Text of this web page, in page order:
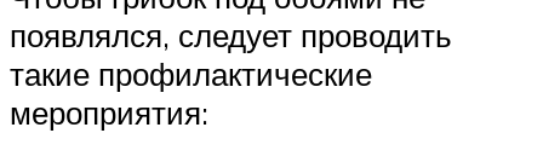
появлялся, следует проводить
такие профилактические
мероприятия: